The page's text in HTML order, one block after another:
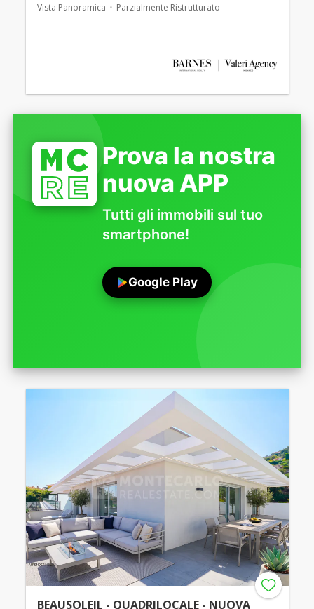
Vista Panoramica Parzialmente Ristrutturato
Prova la nostra
nuova APP
Tutti gli immobili sul tuo
smartphone!
Google Play
BEAUSOLEIL - QUADRILOCALE - NUOVA